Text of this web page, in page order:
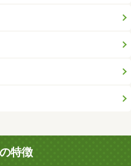
特徴